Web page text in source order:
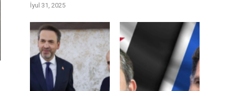
“Müharibəyə görə kompensasiya və
təhlükəsizlik zəmanətləri”: İran
İsrail “Gideonun
əməliyyatı zəiflədikcə
İyul 31, 2025